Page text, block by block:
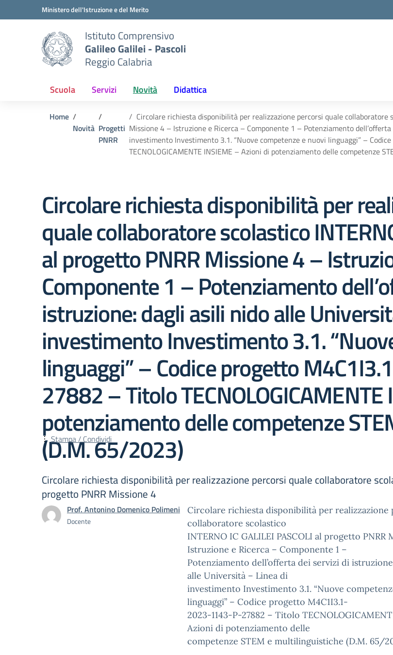
Vai ai contenuti
Vai al menu di navigazioneMinistero dell'Istruzione e del Merito
Istituto Comprensivo
Galileo Galilei - Pascoli
Reggio Calabria
Scuola Servizi Novità Didattica
Home
Novità Progetti
PNRR
Circolare richiesta disponibilità per realizzazione percorsi quale collaboratore
Missione 4 – Istruzione e Ricerca – Componente 1 – Potenziamento
investimento Investimento 3.1. “Nuove competenze e nuovi linguaggi” –
TECNOLOGICAMENTE INSIEME – Azioni di potenziamento delle competenze
Circolare richiesta disponibilità per
quale collaboratore scolastico
al progetto PNRR Missione 4 –
Componente 1 – Potenziamento
istruzione: dagli asili nido alle
investimento Investimento 3.1.
linguaggi” – Codice progetto
27882 – Titolo
potenziamento delle competenze
(D.M. 65/2023)
Circolare richiesta disponibilità per realizzazione percorsi quale collaboratore
progetto PNRR Missione 4
Prof. Antonino Domenico Polimeni
Docente
Circolare richiesta disponibilità per realizzazione
collaboratore scolastico
INTERNO IC GALILEI PASCOLI al progetto PNRR
Istruzione e Ricerca – Componente 1 –
Potenziamento dell’offerta dei servizi di
alle Università – Linea di
investimento Investimento 3.1. “Nuove
linguaggi” – Codice progetto M4C1I3.1-
2023-1143-P-27882 – Titolo
Azioni di potenziamento delle
competenze STEM e multilinguistiche (D.M. 65/
Stampa / Condividi